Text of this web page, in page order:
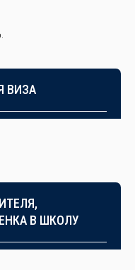
ВИЗА
В ШКОЛУ